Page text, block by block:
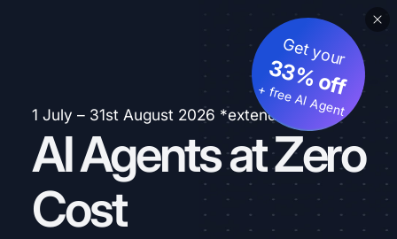
1 July – 31st August 2026 *extended
AI Agents at Zero
Cost
Get your
33% off
+ free AI Agent